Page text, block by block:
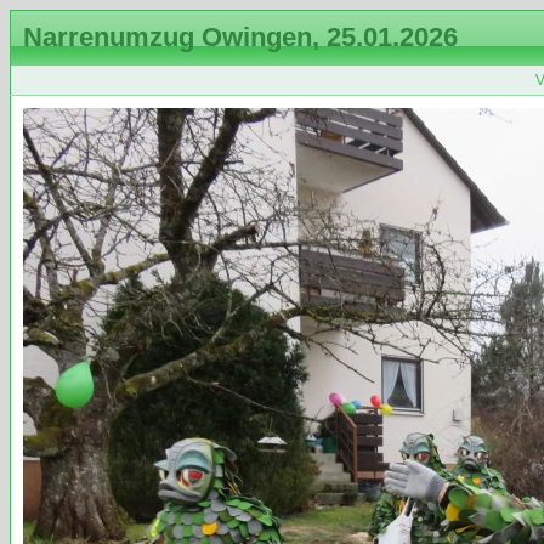
Narrenumzug Owingen, 25.01.2026